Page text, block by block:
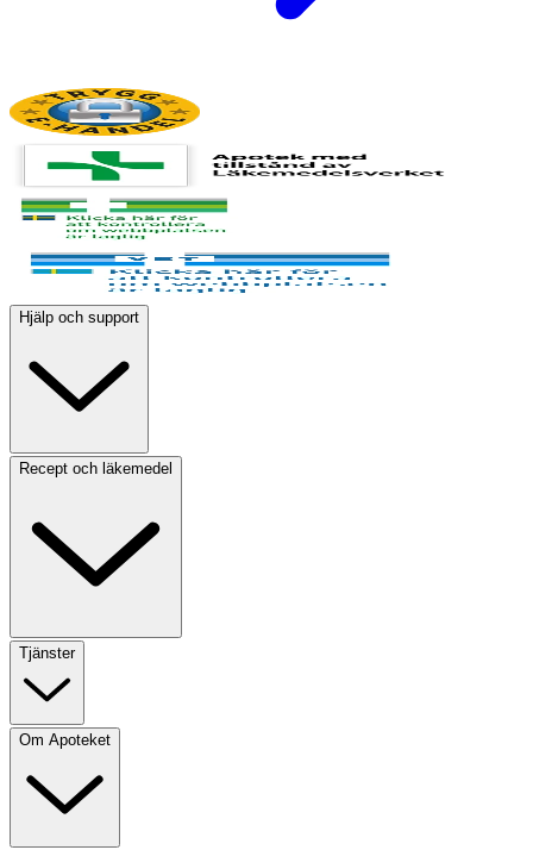
Hjälp och support
Recept och läkemedel
Tjänster
Om Apoteket